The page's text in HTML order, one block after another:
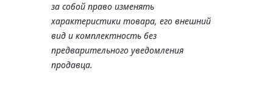
за собой право изменять
характеристики товара, его внешний
вид и комплектность без
предварительного уведомления
продавца.